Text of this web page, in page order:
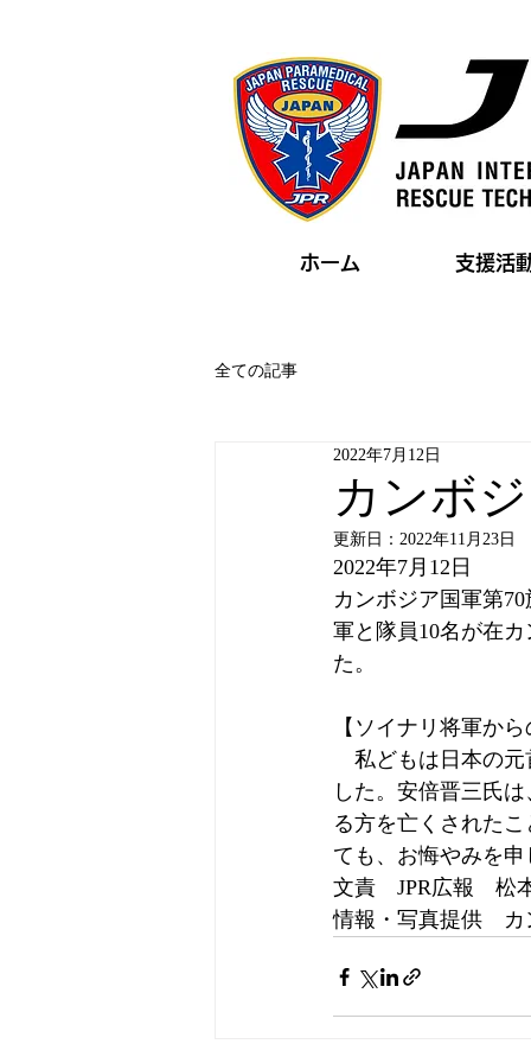
ホーム 支援活
全ての記事
カンボ
2022年7月12日
更新日： 2022年11月23日
2022年7月12日
カンボジア国軍第
軍と隊員10名が在
た。
【ソイナリ将軍か
私どもは日本の元
した。安倍晋三氏
る方を亡くされた
ても、お悔やみを
文責　JPR広報　
情報・写真提供　カ